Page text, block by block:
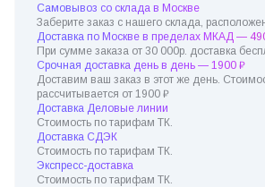
Самовывоз со склада в Москве
Заберите заказ с нашего склада,
Доставка по Москве в пределах МКАД —
При сумме заказа от 30 000р. доставка
Срочная доставка день в день — 1900 ₽
Доставим ваш заказ в этот же день.
рассчитывается от 1900 ₽
Доставка Деловые линии
Стоимость по тарифам ТК.
Доставка СДЭК
Стоимость по тарифам ТК.
Экспресс-доставка
Стоимость по тарифам ТК.